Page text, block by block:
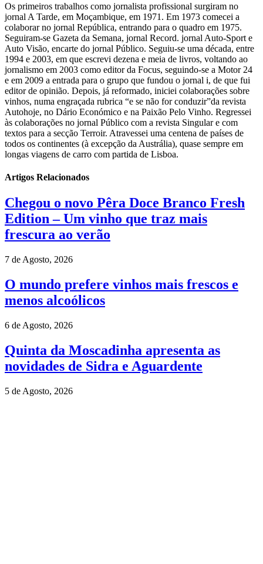
Os primeiros trabalhos como jornalista profissional surgiram no
jornal A Tarde, em Moçambique, em 1971. Em 1973 comecei a
colaborar no jornal República, entrando para o quadro em 1975.
Seguiram-se Gazeta da Semana, jornal Record. jornal Auto-Sport e
Auto Visão, encarte do jornal Público. Seguiu-se uma década, entre
1994 e 2003, em que escrevi dezena e meia de livros, voltando ao
jornalismo em 2003 como editor da Focus, seguindo-se a Motor 24
e em 2009 a entrada para o grupo que fundou o jornal i, de que fui
editor de opinião. Depois, já reformado, iniciei colaborações sobre
vinhos, numa engraçada rubrica “e se não for conduzir”da revista
Autohoje, no Dário Económico e na Paixão Pelo Vinho. Regressei
às colaborações no jornal Público com a revista Singular e com
textos para a secção Terroir. Atravessei uma centena de países de
todos os continentes (à excepção da Austrália), quase sempre em
longas viagens de carro com partida de Lisboa.
Artigos Relacionados
Chegou o novo Pêra Doce Branco Fresh
Edition – Um vinho que traz mais
frescura ao verão
7 de Agosto, 2026
O mundo prefere vinhos mais frescos e
menos alcoólicos
6 de Agosto, 2026
Quinta da Moscadinha apresenta as
novidades de Sidra e Aguardente
5 de Agosto, 2026